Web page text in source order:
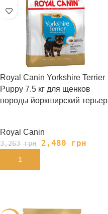
Royal Canin Yorkshire Terrier
Puppy 7.5 кг для щенков
породы йоркширский терьер
Royal Canin
3,263грн 2,480 грн
В КОРЗИНУ